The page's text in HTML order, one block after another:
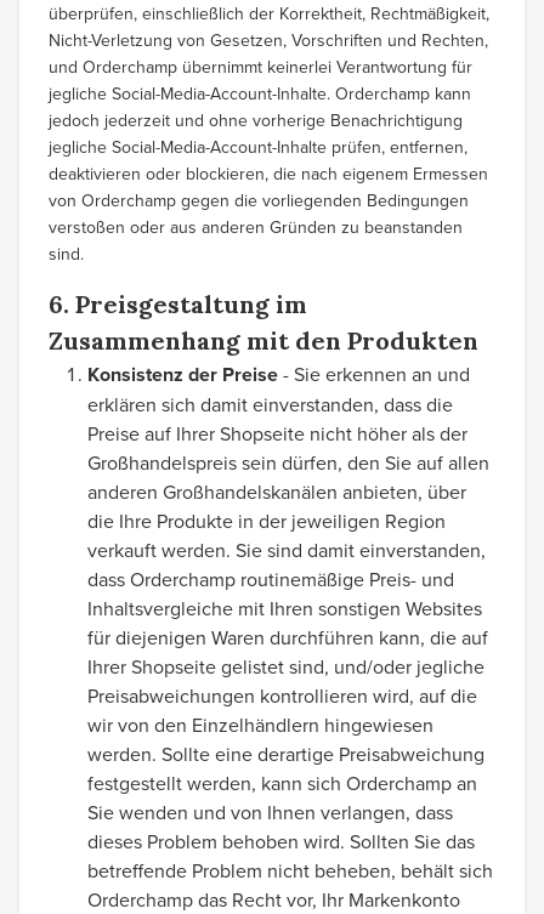
überprüfen, einschließlich der Korrektheit, Rechtmäßigkeit,
Nicht-Verletzung von Gesetzen, Vorschriften und Rechten,
und Orderchamp übernimmt keinerlei Verantwortung für
jegliche Social-Media-Account-Inhalte. Orderchamp kann
jedoch jederzeit und ohne vorherige Benachrichtigung
jegliche Social-Media-Account-Inhalte prüfen, entfernen,
deaktivieren oder blockieren, die nach eigenem Ermessen
von Orderchamp gegen die vorliegenden Bedingungen
verstoßen oder aus anderen Gründen zu beanstanden
sind.
6. Preisgestaltung im
Zusammenhang mit den Produkten
Konsistenz der Preise- Sie erkennen an und
erklären sich damit einverstanden, dass die
Preise auf Ihrer Shopseite nicht höher als der
Großhandelspreis sein dürfen, den Sie auf allen
anderen Großhandelskanälen anbieten, über
die Ihre Produkte in der jeweiligen Region
verkauft werden. Sie sind damit einverstanden,
dass Orderchamp routinemäßige Preis- und
Inhaltsvergleiche mit Ihren sonstigen Websites
für diejenigen Waren durchführen kann, die auf
Ihrer Shopseite gelistet sind, und/oder jegliche
Preisabweichungen kontrollieren wird, auf die
wir von den Einzelhändlern hingewiesen
werden. Sollte eine derartige Preisabweichung
festgestellt werden, kann sich Orderchamp an
Sie wenden und von Ihnen verlangen, dass
dieses Problem behoben wird. Sollten Sie das
betreffende Problem nicht beheben, behält sich
Orderchamp das Recht vor, Ihr Markenkonto